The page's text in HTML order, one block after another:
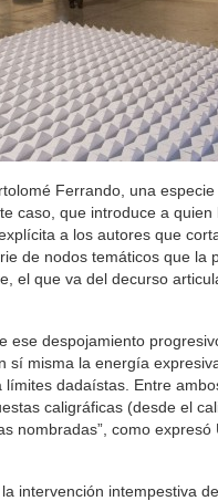
Ferrando, una
caso, que introduce a
a los autores que
de nodos temáticos que
el que va del decurso
ese despojamiento
misma la energía
dadaístas. Entre
caligráficas (desde el
nombradas”, como
la intervención intempestiva